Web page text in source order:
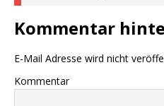
Kommentar
E-Mail Adresse wird nicht
Kommentar